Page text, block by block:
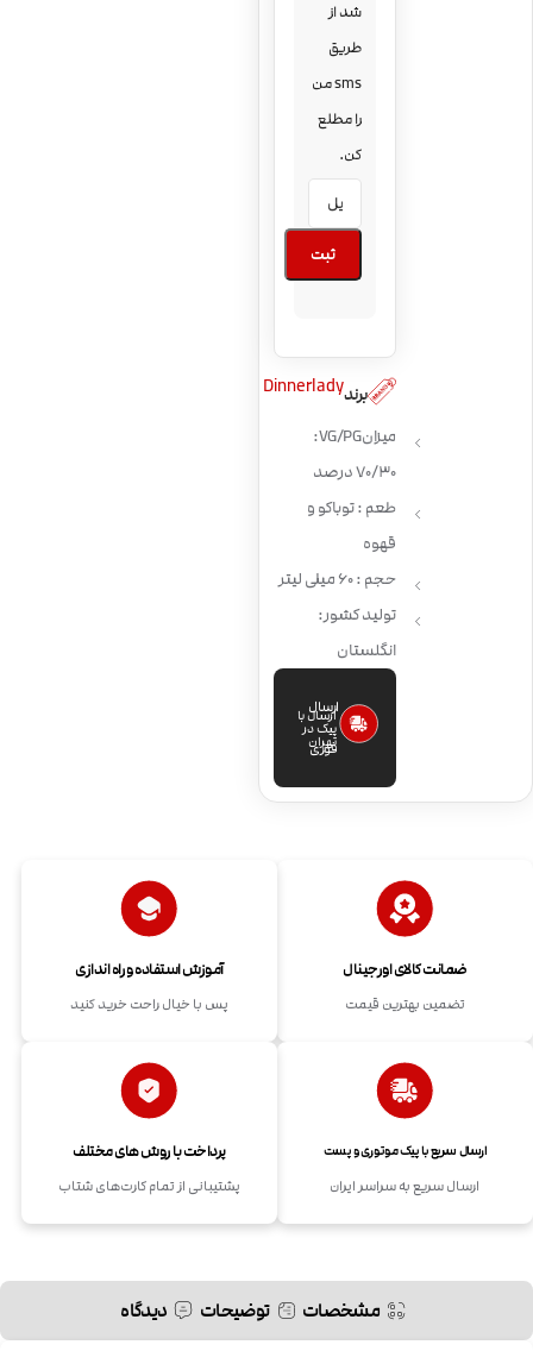
شد از
طریق
sms من
را مطلع
کن.
ثبت
برندDinnerlady
میزان VG/PG:
70/30 درصد
طعم : توباکو و
قهوه
حجم : 60 میلی لیتر
تولید کشور:
انگلستان
ارسال
فوری
ارسال با
پیک در
تهران
ضمانت کالای اورجینال
تضمین بهترین قیمت
آموزش استفاده و راه اندازی
پس با خیال راحت خرید کنید
ارسال سریع با پیک موتوری و پست
ارسال سریع به سراسر ایران
پرداخت با روش های مختلف
پشتیبانی از تمام کارت‌های شتاب
مشخصات توضیحات دیدگاه